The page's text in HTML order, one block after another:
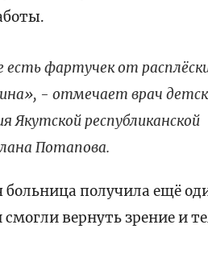
фартучек от
- отмечает врач
Якутской республиканской
Потапова.
больница получила ещё
вернуть зрение и